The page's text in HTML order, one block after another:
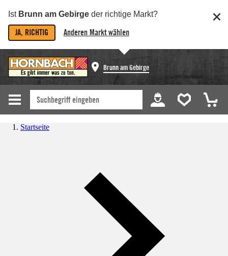
Ist Brunn am Gebirge der richtige Markt?
JA, RICHTIG Anderen Markt wählen
Brunn am Gebirge
Startseite